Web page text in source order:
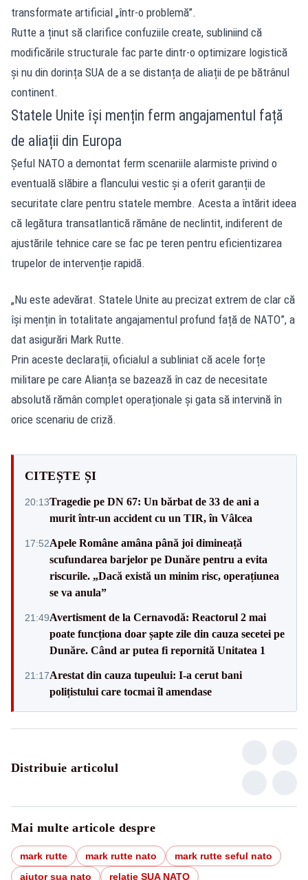
transformate artificial „într-o problemă”.
Rutte a ținut să clarifice confuziile create, subliniind că
modificările structurale fac parte dintr-o optimizare logistică
și nu din dorința SUA de a se distanța de aliații de pe bătrânul
continent.
Statele Unite își mențin ferm angajamentul față
de aliații din Europa
Șeful NATO a demontat ferm scenariile alarmiste privind o
eventuală slăbire a flancului vestic și a oferit garanții de
securitate clare pentru statele membre. Acesta a întărit ideea
că legătura transatlantică rămâne de neclintit, indiferent de
ajustările tehnice care se fac pe teren pentru eficientizarea
trupelor de intervenție rapidă.
„Nu este adevărat. Statele Unite au precizat extrem de clar că
își mențin în totalitate angajamentul profund față de NATO”, a
dat asigurări Mark Rutte.
Prin aceste declarații, oficialul a subliniat că acele forțe
militare pe care Alianța se bazează în caz de necesitate
absolută rămân complet operaționale și gata să intervină în
orice scenariu de criză.
CITEȘTE ȘI
20:13Tragedie pe DN 67: Un bărbat de 33 de ani a
murit într-un accident cu un TIR, în Vâlcea
17:52Apele Române amâna până joi dimineață
scufundarea barjelor pe Dunăre pentru a evita
riscurile. „Dacă există un minim risc, operațiunea
se va anula”
21:49Avertisment de la Cernavodă: Reactorul 2 mai
poate funcționa doar șapte zile din cauza secetei pe
Dunăre. Când ar putea fi repornită Unitatea 1
21:17Arestat din cauza tupeului: I-a cerut bani
polițistului care tocmai îl amendase
Distribuie articolul
Mai multe articole despre
mark rutte mark rutte nato
mark rutte seful nato
ajutor sua nato
relaţie SUA NATO